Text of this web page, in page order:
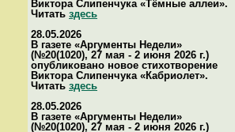
Виктора Слипенчука «Тёмные аллеи».
Читать здесь
28.05.2026
В газете «Аргументы Недели»
(№20(1020), 27 мая - 2 июня 2026 г.)
опубликовано новое стихотворение
Виктора Слипенчука «Кабриолет».
Читать здесь
28.05.2026
В газете «Аргументы Недели»
(№20(1020), 27 мая - 2 июня 2026 г.)